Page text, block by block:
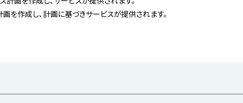
作成し、計画に基づきサービスが提供されます。